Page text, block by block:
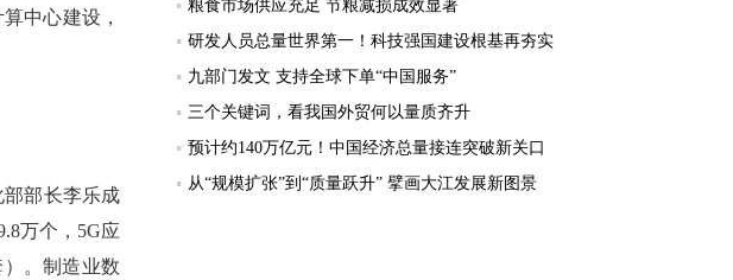
中心建设，
部长李乐成
万个，5G应
。制造业数
粮食市场供应充足 节粮减损成效显著
研发人员总量世界第一！科技强国建设根基再夯实
九部门发文 支持全球下单“中国服务”
三个关键词，看我国外贸何以量质齐升
预计约140万亿元！中国经济总量接连突破新关口
从“规模扩张”到“质量跃升” 擘画大江发展新图景